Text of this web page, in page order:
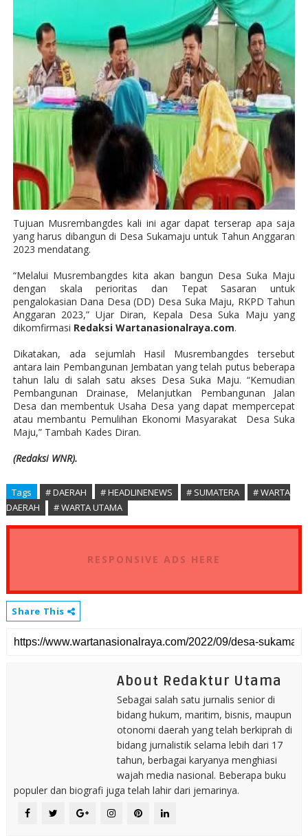
Tujuan Musrembangdes kali ini agar dapat terserap apa saja
yang harus dibangun di Desa Sukamaju untuk Tahun Anggaran
2023 mendatang.
“Melalui Musrembangdes kita akan bangun Desa Suka Maju
dengan skala perioritas dan Tepat Sasaran untuk
pengalokasian Dana Desa (DD) Desa Suka Maju, RKPD Tahun
Anggaran 2023,” Ujar Diran, Kepala Desa Suka Maju yang
dikomfirmasi Redaksi Wartanasionalraya.com.
Dikatakan, ada sejumlah Hasil Musrembangdes tersebut
antara lain Pembangunan Jembatan yang telah putus beberapa
tahun lalu di salah satu akses Desa Suka Maju. “Kemudian
Pembangunan Drainase, Melanjutkan Pembangunan Jalan
Desa dan membentuk Usaha Desa yang dapat mempercepat
atau membantu Pemulihan Ekonomi Masyarakat
Desa Suka
Maju,” Tambah Kades Diran.
(Redaksi WNR).
Tags # DAERAH # HEADLINENEWS # SUMATERA
# WARTA
DAERAH
# WARTA UTAMA
RESPONSIVE ADS HERE
Share This
About Redaktur Utama
Sebagai salah satu jurnalis senior di
bidang hukum, maritim, bisnis, maupun
otonomi daerah yang telah berkiprah di
bidang jurnalistik selama lebih dari 17
tahun, berbagai karyanya menghiasi
wajah media nasional. Beberapa buku
populer dan biografi juga telah lahir dari jemarinya.